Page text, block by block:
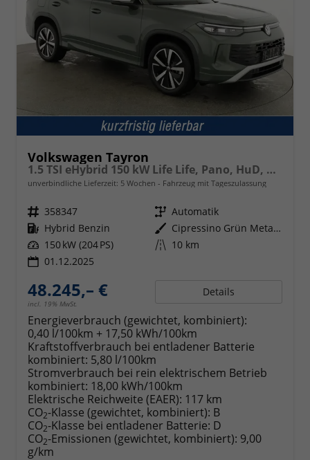
Volkswagen Tayron
1.5 TSI eHybrid 150 kW Life Life, Pano, HuD, AHK, AreaView, Side, Navi, Winter, 5-J. Garantie
unverbindliche Lieferzeit: 5 Wochen Fahrzeug mit Tageszulassung
Fahrzeugnr. 358347 Getriebe Automatik
Kraftstoff Hybrid Benzin Außenfarbe
Cipressino Grün Metallic
Leistung 150 kW (204 PS) Kilometerstand 10 km
01.12.2025
48.245,– €
incl. 19% MwSt.
Details
Energieverbrauch (gewichtet, kombiniert):
0,40 l/100km + 17,50 kWh/100km
Kraftstoffverbrauch bei entladener Batterie
kombiniert: 5,80 l/100km
Stromverbrauch bei rein elektrischem Betrieb
kombiniert: 18,00 kWh/100km
Elektrische Reichweite (EAER): 117 km
CO2-Klasse (gewichtet, kombiniert): B
CO2-Klasse bei entladener Batterie: D
CO2-Emissionen (gewichtet, kombiniert): 9,00
g/km